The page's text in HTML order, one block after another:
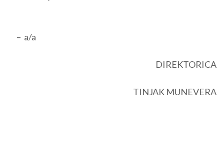
– a/a
DIREKTORICA
TINJAK MUNEVERA